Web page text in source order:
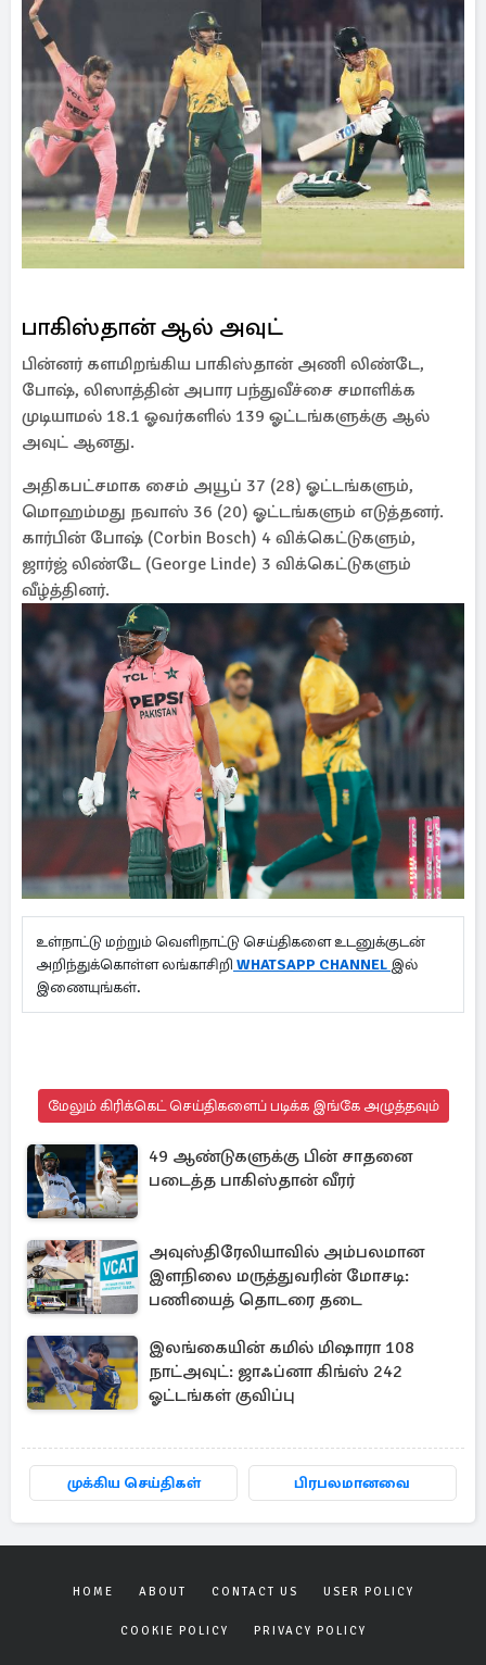
பாகிஸ்தான் ஆல் அவுட்
பின்னர் களமிறங்கிய பாகிஸ்தான் அணி லிண்டே,
போஷ், லிஸாத்தின் அபார பந்துவீச்சை சமாளிக்க
முடியாமல் 18.1 ஓவர்களில் 139 ஓட்டங்களுக்கு ஆல்
அவுட் ஆனது.
அதிகபட்சமாக சைம் அயூப் 37 (28) ஓட்டங்களும்,
மொஹம்மது நவாஸ் 36 (20) ஓட்டங்களும் எடுத்தனர்.
கார்பின் போஷ் (Corbin Bosch) 4 விக்கெட்டுகளும்,
ஜார்ஜ் லிண்டே (George Linde) 3 விக்கெட்டுகளும்
வீழ்த்தினர்.
உள்நாட்டு மற்றும் வெளிநாட்டு செய்திகளை உடனுக்குடன்
அறிந்துக்கொள்ள லங்காசிறி WHATSAPP CHANNEL இல்
இணையுங்கள்.
மேலும் கிரிக்கெட் செய்திகளைப் படிக்க இங்கே அழுத்தவும்
49 ஆண்டுகளுக்கு பின் சாதனை
படைத்த பாகிஸ்தான் வீரர்
அவுஸ்திரேலியாவில் அம்பலமான
இளநிலை மருத்துவரின் மோசடி:
பணியைத் தொடரை தடை
இலங்கையின் கமில் மிஷாரா 108
நாட்அவுட்: ஜாஃப்னா கிங்ஸ் 242
ஓட்டங்கள் குவிப்பு
முக்கிய செய்திகள் பிரபலமானவை
HOME ABOUT CONTACT US USER POLICY
COOKIE POLICY PRIVACY POLICY